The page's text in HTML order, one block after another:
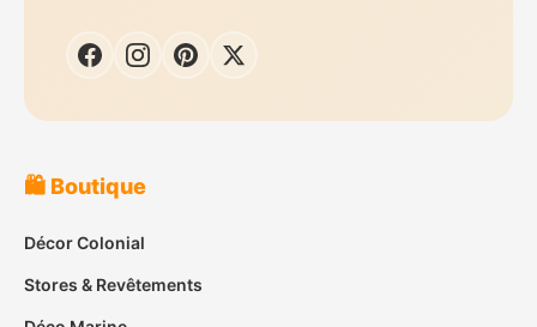
🛍️ Boutique
Décor Colonial
Stores & Revêtements